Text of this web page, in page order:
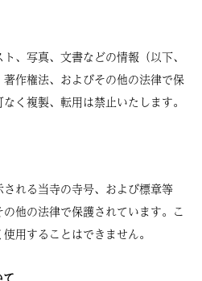
、写真、文書などの情報（以下、
作権法、およびその他の法律で保
く複製、転用は禁止いたします。
れる当寺の寺号、および標章等
他の法律で保護されています。こ
用することはできません。